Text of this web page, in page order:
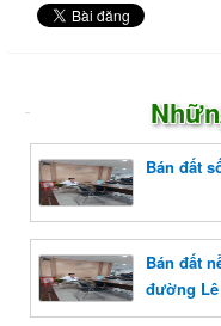
Bán đất
Bán đất
đường Lê